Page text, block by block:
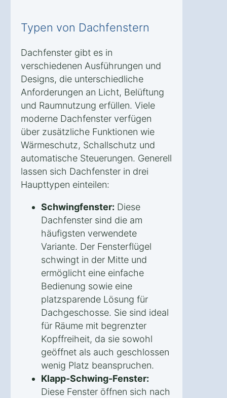
Typen von Dachfenstern
Dachfenster gibt es in
verschiedenen Ausführungen und
Designs, die unterschiedliche
Anforderungen an Licht, Belüftung
und Raumnutzung erfüllen. Viele
moderne Dachfenster verfügen
über zusätzliche Funktionen wie
Wärmeschutz, Schallschutz und
automatische Steuerungen. Generell
lassen sich Dachfenster in drei
Haupttypen einteilen:
Schwingfenster: Diese
Dachfenster sind die am
häufigsten verwendete
Variante. Der Fensterflügel
schwingt in der Mitte und
ermöglicht eine einfache
Bedienung sowie eine
platzsparende Lösung für
Dachgeschosse. Sie sind ideal
für Räume mit begrenzter
Kopffreiheit, da sie sowohl
geöffnet als auch geschlossen
wenig Platz beanspruchen.
Klapp-Schwing-Fenster:
Diese Fenster öffnen sich nach